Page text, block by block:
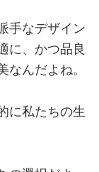
手なデザイン
に、かつ品良
なんだよね。
に私たちの生